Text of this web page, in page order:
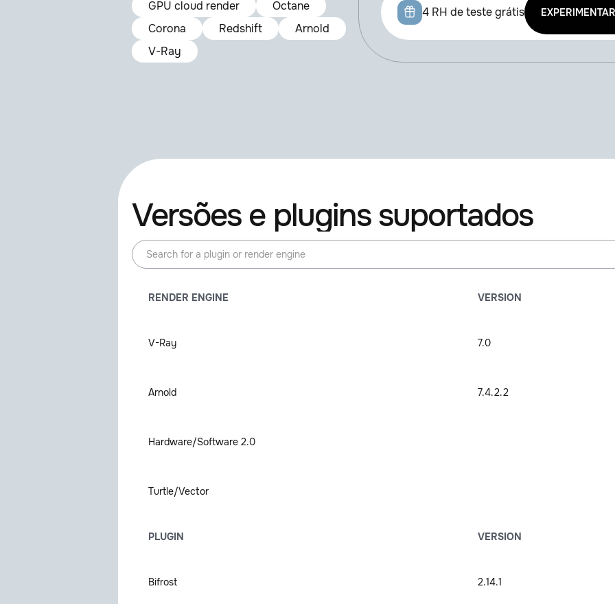
Octane
GPU cloud render
Arnold
Redshift
Corona
V-Ray
4 RH de teste grátis
Versões e plugins suportados
RENDER ENGINE VERSION
V-Ray 7.0
Arnold 7.4.2.2
Hardware/Software 2.0
Turtle/Vector
PLUGIN VERSION
Bifrost 2.14.1